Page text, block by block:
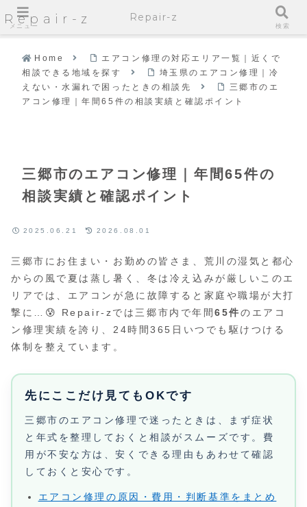
Repair-z
Home
エアコン修理の対応エリア一覧｜近くで
相談できる地域を探す
埼玉県のエアコン修理｜冷
えない・水漏れで困ったときの相談先
三郷市のエ
アコン修理｜年間65件の相談実績と確認ポイント
三郷市のエアコン修理｜年間65件の
相談実績と確認ポイント
2025.06.21 2026.08.01
三郷市にお住まい・お勤めの皆さま、荒川の湿気と都心
からの風で夏は蒸し暑く、冬は冷え込みが厳しいこのエ
リアでは、エアコンが急に故障すると家庭や職場が大打
撃に…😰 Repair-zでは三郷市内で年間65件のエアコ
ン修理実績を誇り、24時間365日いつでも駆けつける
体制を整えています。
先にここだけ見てもOKです
三郷市のエアコン修理で迷ったときは、まず症状
と年式を整理しておくと相談がスムーズです。費
用が不安な方は、安くできる理由もあわせて確認
しておくと安心です。
エアコン修理の原因・費用・判断基準をまとめ
メニュー
Repair-z
検索